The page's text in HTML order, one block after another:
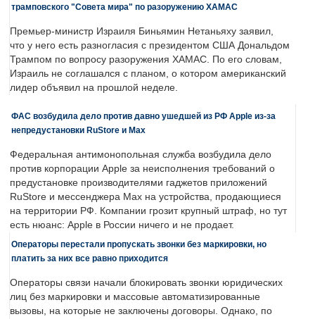
трамповского "Совета мира" по разоружению ХАМАС
Премьер-министр Израиля Биньямин Нетаньяху заявил,
что у него есть разногласия с президентом США Дональдом
Трампом по вопросу разоружения ХАМАС. По его словам,
Израиль не соглашался с планом, о котором американский
лидер объявил на прошлой неделе.
ФАС возбудила дело против давно ушедшей из РФ Apple из-за
непредустановки RuStore и Max
Федеральная антимонопольная служба возбудила дело
против корпорации Apple за неисполнения требований о
предустановке производителями гаджетов приложений
RuStore и мессенджера Max на устройства, продающиеся
на территории РФ. Компании грозит крупный штраф, но тут
есть нюанс: Apple в России ничего и не продает.
Операторы перестали пропускать звонки без маркировки, но
платить за них все равно приходится
Операторы связи начали блокировать звонки юридических
лиц без маркировки и массовые автоматизированные
вызовы, на которые не заключены договоры. Однако, по